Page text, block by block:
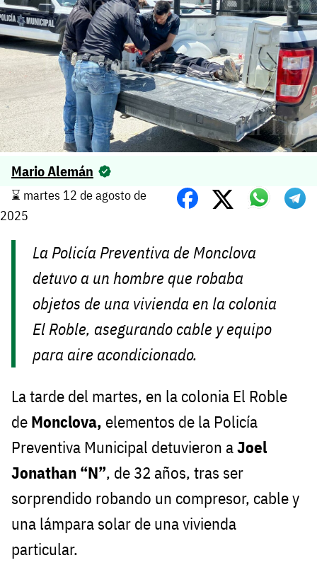
Mario Alemán
⌛️ martes 12 de agosto de
2025
La Policía Preventiva de Monclova
detuvo a un hombre que robaba
objetos de una vivienda en la colonia
El Roble, asegurando cable y equipo
para aire acondicionado.
La tarde del martes, en la colonia El Roble
de Monclova, elementos de la Policía
Preventiva Municipal detuvieron aJoel
Jonathan “N”, de 32 años, tras ser
sorprendido robando un compresor, cable y
una lámpara solar de una vivienda
particular.